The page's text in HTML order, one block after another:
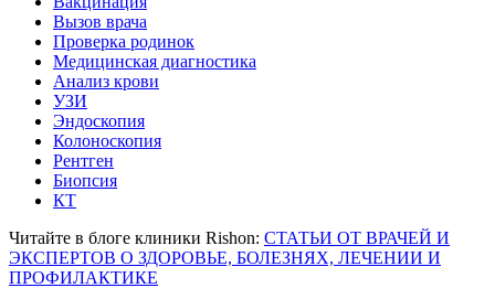
Вызов врача
Проверка родинок
Медицинская диагностика
Анализ крови
УЗИ
Эндоскопия
Колоноскопия
Рентген
Биопсия
КТ
Читайте в блоге клиники Rishon: СТАТЬИ ОТ ВРАЧЕЙ И
ЭКСПЕРТОВ О ЗДОРОВЬЕ, БОЛЕЗНЯХ, ЛЕЧЕНИИ И
ПРОФИЛАКТИКЕ